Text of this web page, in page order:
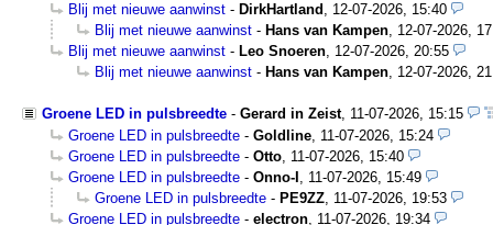
Blij met nieuwe aanwinst - DirkHartland
12-07-2026, 15:40
Blij met nieuwe aanwinst - Hans van Kampen 12-07-2026,
Blij met nieuwe aanwinst - Leo Snoeren 12-07-2026, 20:55
Blij met nieuwe aanwinst - Hans van Kampen 12-07-2026,
Groene LED in pulsbreedte - Gerard in Zeist, 11-07-2026, 15:15
Groene LED in pulsbreedte - Goldline, 11-07-2026, 15:24
Groene LED in pulsbreedte - Otto, 11-07-2026, 15:40
Groene LED in pulsbreedte - Onno-I , 11-07-2026, 15:49
Groene LED in pulsbreedte - PE9ZZ, 11-07-2026, 19:53
Groene LED in pulsbreedte - electron, 11-07-2026, 19:34